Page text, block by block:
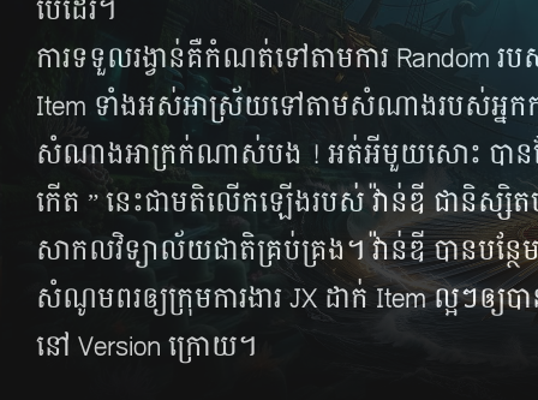
បើ​ដែរ។
ការ​ទទួល​រង្វាន់​គឺ​កំណត់​ទៅ​តាម​ការ​ Random រប
Item ទាំង​អស់​អាស្រ័យ​ទៅ​តាម​សំណាង​របស់​អ្នក​ក
សំណាង​អាក្រក់​ណាស់​បង ! អត់​អី​មួយ​សោះ បាន​តែ​
កើត ” នេះ​ជា​មតិ​លើក​ឡើង​របស់ វ៉ាន់ឌី ជា​និស្សិ
សាកលវិទ្យាល័យ​ជាតិ​គ្រប់​គ្រង។ វ៉ាន់ឌី បាន​បន្ថែ
សំណូម​ពរ​ឲ្យ​ក្រុម​ការងារ JX ដាក់​ Item ល្អៗ​ឲ្យ​បា
នៅ Version ក្រោយ​។